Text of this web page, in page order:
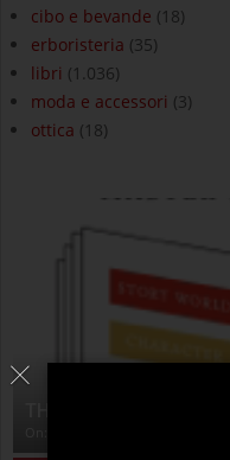
cibo e bevande (18)
erboristeria (35)
libri (1.036)
moda e accessori (3)
ottica (18)